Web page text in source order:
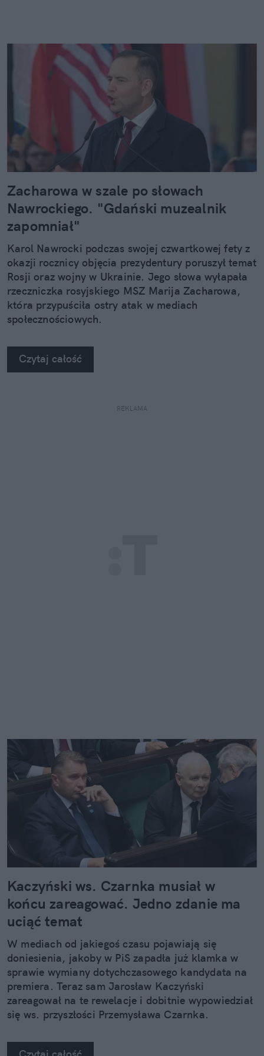
Zacharowa w szale po słowach
Nawrockiego. "Gdański muzealnik
zapomniał"
Karol Nawrocki podczas swojej czwartkowej fety z
okazji rocznicy objęcia prezydentury poruszył temat
Rosji oraz wojny w Ukrainie. Jego słowa wyłapała
rzeczniczka rosyjskiego MSZ Marija Zacharowa,
która przypuściła ostry atak w mediach
społecznościowych.
Czytaj całość
REKLAMA
Kaczyński ws. Czarnka musiał w
końcu zareagować. Jedno zdanie ma
uciąć temat
W mediach od jakiegoś czasu pojawiają się
doniesienia, jakoby w PiS zapadła już klamka w
sprawie wymiany dotychczasowego kandydata na
premiera. Teraz sam Jarosław Kaczyński
zareagował na te rewelacje i dobitnie wypowiedział
się ws. przyszłości Przemysława Czarnka.